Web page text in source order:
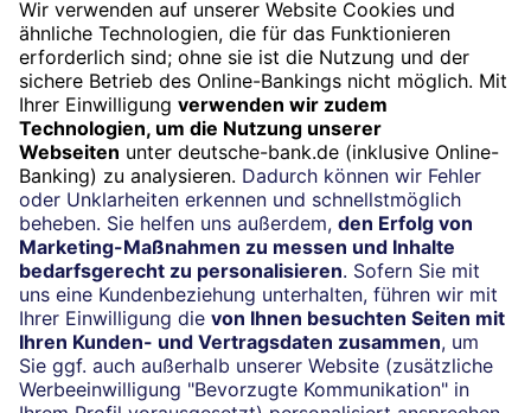
Widerruf
Vertrag widerrufen
Impressum